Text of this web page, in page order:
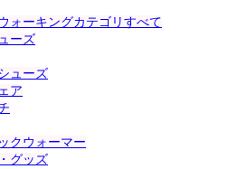
ォーキングカテゴリすべて
ーズ
ューズ
ア
クウォーマー
グッズ